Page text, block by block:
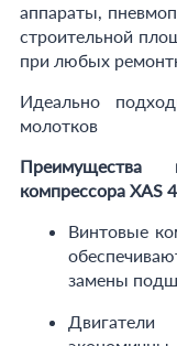
аппараты,
строительной
при любых
Идеально
молотков
Преимущества
компрессора XAS
Винтовые
замены